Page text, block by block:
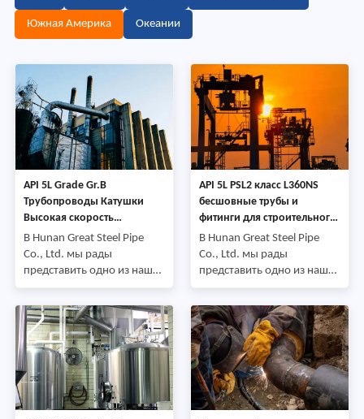
Южная Америка Океании
API 5L Grade Gr.B
Трубопроводы Катушки
Высокая скорость
установки промышленного
проекта
В Hunan Great Steel Pipe
Co., Ltd. мы рады
представить одно из наших
недавних проектных
применений-поставку
катушек для
трубопроводов (трубы,
сваренные фланцами)
международному клиенту.
Продукт: Трубопроводная
катушка (Труба
API 5L PSL2 класс L360NS
бесшовные трубы и
фитинги для строительного
проекта
В Hunan Great Steel Pipe
Co., Ltd. мы рады
представить одно из наших
недавних проектных
применений-поставку
бесшовных труб и
соответствующих фитингов
международному клиенту.
Продукт: Безшовная труба
и штуцеры (штуцеры
трубы SMLS) Стандарт: API